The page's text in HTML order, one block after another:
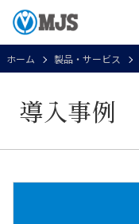
ホーム 製品・サービス
導入事例